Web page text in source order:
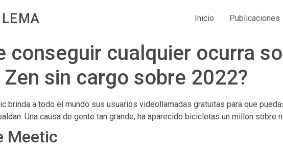
Inicio Publicaciones
conseguir cualquier ocurra
sin cargo sobre 2022?
brinda a todo el mundo sus usuarios videollamadas gratuitas para que
Una causa de gente tan grande, ha aparecido bicicletas un millon sobre
Meetic